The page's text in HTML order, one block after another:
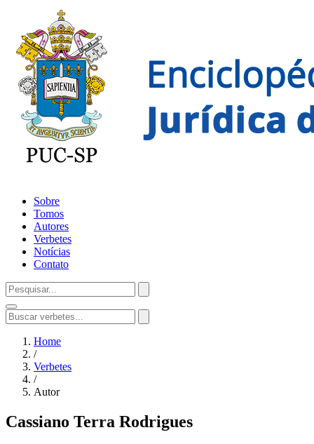
Sobre
Tomos
Autores
Verbetes
Notícias
Contato
Home
/
Verbetes
/
Autor
Cassiano Terra Rodrigues